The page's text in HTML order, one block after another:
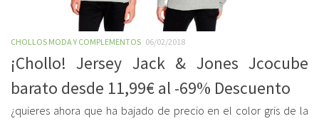
CHOLLOS MODA Y COMPLEMENTOS 06/02/2018
¡Chollo! Jersey Jack & Jones Jcocube
barato desde 11,99€ al -69% Descuento
¿quieres ahora que ha bajado de precio en el color gris de la